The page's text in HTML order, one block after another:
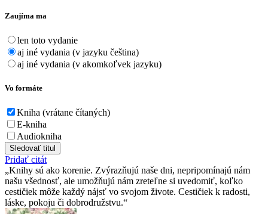
Zaujíma ma
len toto vydanie
aj iné vydania (v jazyku čeština)
aj iné vydania (v akomkoľvek jazyku)
Vo formáte
Kniha (vrátane čítaných)
E-kniha
Audiokniha
Sledovať titul
Pridať citát
Knihy sú ako korenie. Zvýrazňujú naše dni, nepripomínajú nám
našu všednosť, ale umožňujú nám zreteľne si uvedomiť, koľko
cestičiek môže každý nájsť vo svojom živote. Cestičiek k radosti,
láske, pokoju či dobrodružstvu.